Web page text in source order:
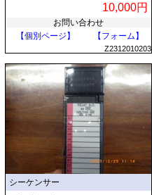
10,000円
お問い合わせ
【個別ページ】
【フォーム】
Z2312010203
シーケンサー